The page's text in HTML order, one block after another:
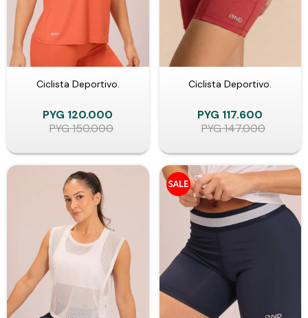
Ciclista Deportivo.
PYG 120.000
PYG150.000
Ciclista Deportivo.
PYG 117.600
PYG147.000